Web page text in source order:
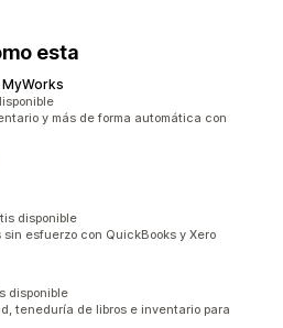
esta
y más de forma automática con
disponible
esfuerzo con QuickBooks y Xero
disponible
teneduría de libros e inventario para